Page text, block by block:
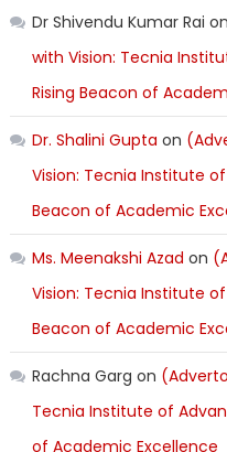
Dr Shivendu Kumar Rai on
with Vision: Tecnia
Rising Beacon of
Dr. Shalini Gupta on
Vision: Tecnia Institute
Beacon of Academic
Ms. Meenakshi Azad on
Vision: Tecnia Institute
Beacon of Academic
Rachna Garg on
Tecnia Institute of
of Academic Excellence